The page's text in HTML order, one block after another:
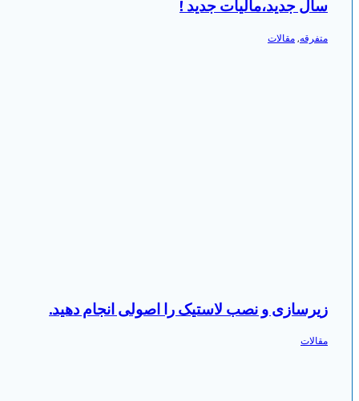
سال جدید،مالیات جدید !
متفرقه, مقالات
زیرسازی و نصب لاستیک را اصولی انجام دهید.
مقالات